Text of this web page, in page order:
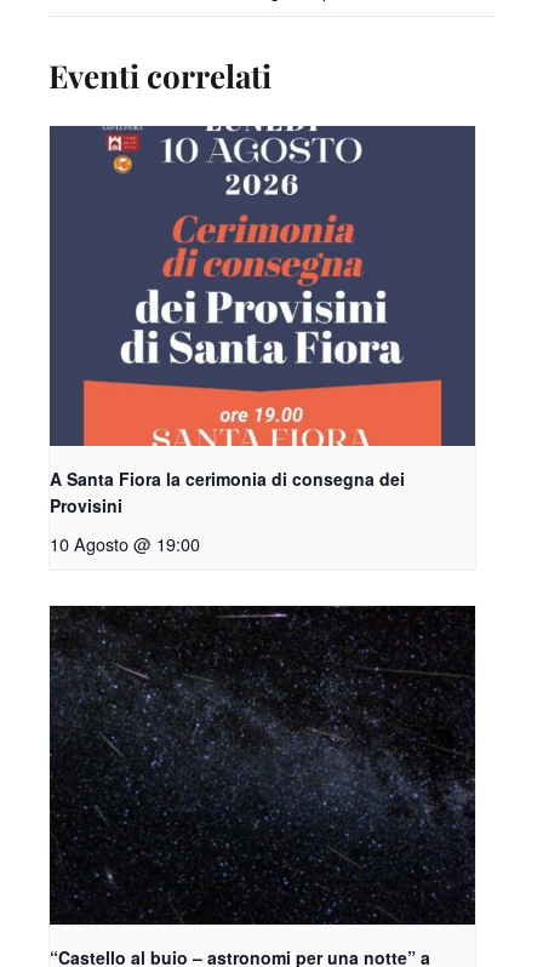
Eventi correlati
A Santa Fiora la cerimonia di consegna dei
Provisini
10 Agosto @ 19:00
“Castello al buio – astronomi per una notte” a